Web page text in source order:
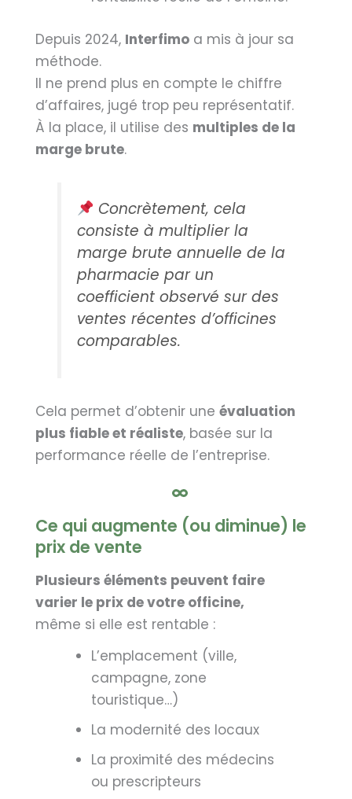
Depuis 2024, Interfimo a mis à jour sa
méthode.
Il ne prend plus en compte le chiffre
d’affaires, jugé trop peu représentatif.
À la place, il utilise des multiples de la
marge brute.
Concrètement, cela
consiste à multiplier la
marge brute annuelle de la
pharmacie par un
coefficient observé sur des
ventes récentes d’officines
comparables.
Cela permet d’obtenir une évaluation
plus fiable et réaliste, basée sur la
performance réelle de l’entreprise.
Ce qui augmente (ou diminue) le
prix de vente
Plusieurs éléments peuvent faire
varier le prix de votre officine,
même si elle est rentable :
L’emplacement (ville,
campagne, zone
touristique…)
La modernité des locaux
La proximité des médecins
ou prescripteurs